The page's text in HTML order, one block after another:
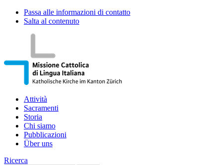
Passa alle informazioni di contatto
Salta al contenuto
Attività
Sacramenti
Storia
Chi siamo
Pubblicazioni
Über uns
Ricerca